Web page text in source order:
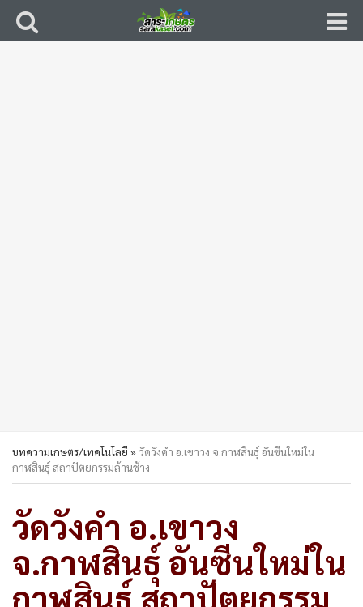
บทความเกษตร/เทคโนโลยี » วัดวังคำ อ.เขาวง จ.กาฬสินธุ์ อันซีนใหม่ใน
กาฬสินธุ์ สถาปัตยกรรมล้านช้าง
วัดวังคำ อ.เขาวง
จ.กาฬสินธุ์ อันซีนใหม่ใน
กาฬสินธุ์ สถาปัตยกรรม